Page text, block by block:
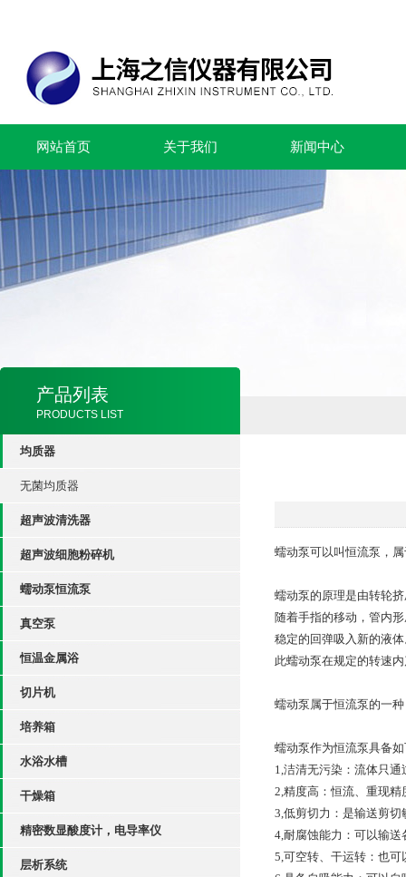
网站首页 关于我们 新闻中心
产品列表
PRODUCTS LIST
均质器
无菌均质器
超声波清洗器
超声波细胞粉碎机
蠕动泵恒流泵
真空泵
恒温金属浴
切片机
培养箱
水浴水槽
干燥箱
精密数显酸度计，电导率仪
层析系统
蠕动泵可以叫恒流泵，
蠕动泵的原理是由转轮
随着手指的移动，管内
稳定的回弹吸入新的液
此蠕动泵在规定的转速
蠕动泵属于恒流泵的一
蠕动泵作为恒流泵具备
1,洁清无污染：流体只
2,精度高：恒流、重现
3,低剪切力：是输送剪
4,耐腐蚀能力：可以输
5,可空转、干运转：也